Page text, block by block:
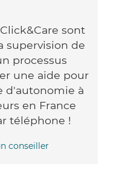
sont
supervision de
processus
une aide pour
d'autonomie à
en France
téléphone !
conseiller